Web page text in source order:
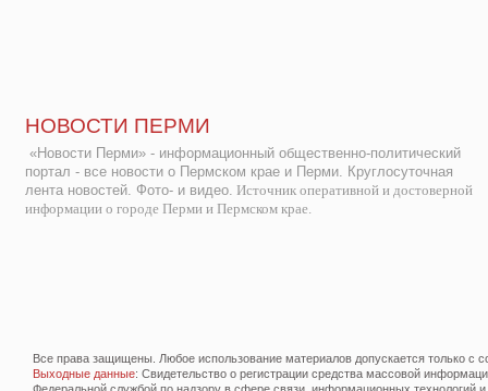
НОВОСТИ ПЕРМИ
«Новости Перми» - информационный общественно-политический
портал - все новости о Пермском крае и Перми. Круглосуточная
лента новостей. Фото- и видео. Источник оперативной и достоверной
информации о городе Перми и Пермском крае.
Все права защищены. Любое использование материалов допускается только с
Выходные данные: Свидетельство о регистрации средства массовой